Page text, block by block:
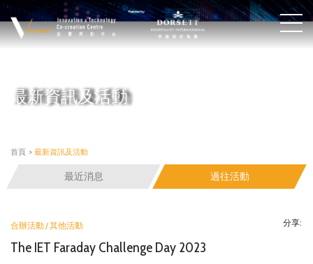
最新資訊及活動
首頁 > 最新資訊及活動
最近消息 過往活動
合辦活動 / 其他活動 分享:
The IET Faraday Challenge Day 2023